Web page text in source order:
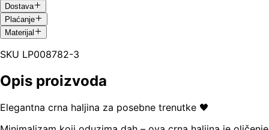
Dostava
Plaćanje
Materijal
SKU LP008782-3
Opis proizvoda
Elegantna crna haljina za posebne trenutke 🖤